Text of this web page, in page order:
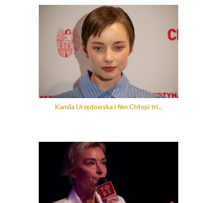
Kamila Urzędowska i film Chłopi tri...